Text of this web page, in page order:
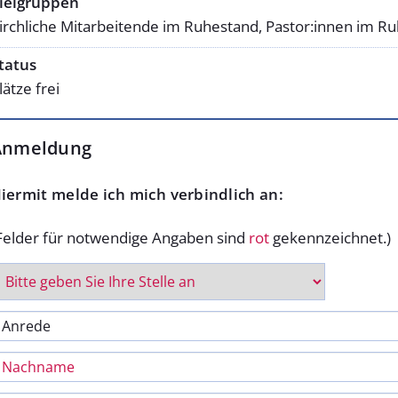
Mitarbeitende im Ruhestand, Pastor:innen im
frei
melde ich mich verbindlich an:
für notwendige Angaben sind rotgekennzeichnet.)